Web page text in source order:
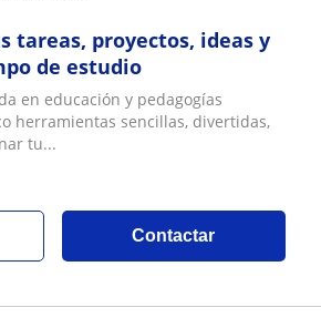
tareas, proyectos, ideas y
de estudio
en educación y pedagogías
herramientas sencillas, divertidas,
tu...
Contactar